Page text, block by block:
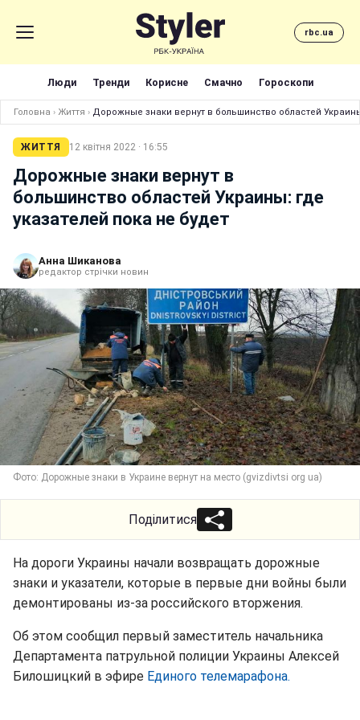
rbc.ua
Люди Тренди Корисне Смачно Гороскопи
Головна › Життя › Дорожные знаки вернут в большинство областей
ЖИТТЯ 12 квітня 2022 · 16:55
Дорожные знаки вернут в
большинство областей Украины: где
указателей пока не будет
Анна Шиканова
редактор стрічки новин
Фото: Дорожные знаки в Украине вернут на место (gvizdivtsi org ua)
Поділитися
На дороги Украины начали возвращать дорожные
знаки и указатели, которые в первые дни войны были
демонтированы из-за российского вторжения.
Об этом сообщил первый заместитель начальника
Департамента патрульной полиции Украины Алексей
Билошицкий в эфире Единого телемарафона.